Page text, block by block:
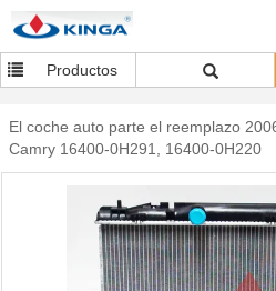
Productos
El coche auto parte el reemplazo
Camry 16400-0H291, 16400-0H220